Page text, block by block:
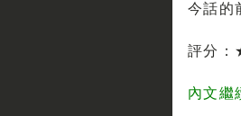
今話的
評分
內文繼